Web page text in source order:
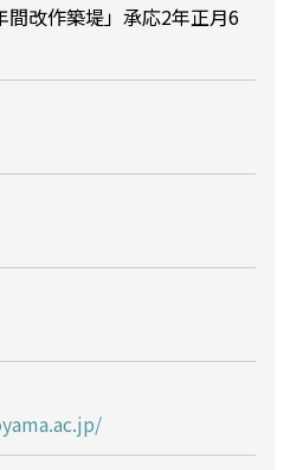
間改作築堤」承応2年正月6